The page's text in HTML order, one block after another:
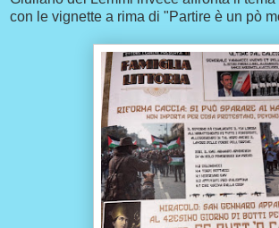
con le vignette a rima di "Partire è un pò